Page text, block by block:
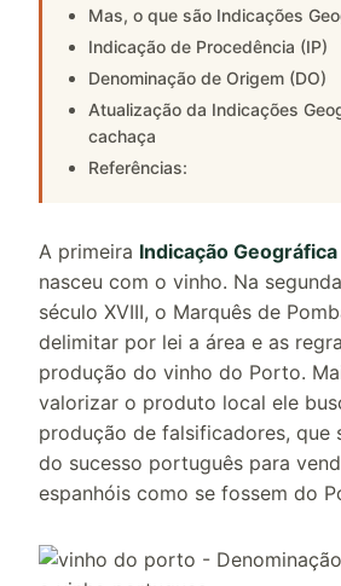
Mas, o que são Indicações
Indicação de Procedência (IP)
Denominação de Origem (DO)
Atualização da Indicações
cachaça
Referências:
A primeira Indicação Geográfica
nasceu com o vinho. Na
século XVIII, o Marquês de
delimitar por lei a área e as
produção do vinho do Porto.
valorizar o produto local ele
produção de falsificadores, que
do sucesso português para
espanhóis como se fossem do